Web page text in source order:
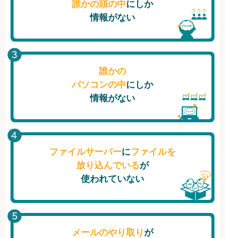
誰かの頭の中にしか
情報がない
誰かの
パソコンの中にしか
情報がない
ファイルサーバーにファイルを
放り込んでいるが
使われていない
メールのやり取り が